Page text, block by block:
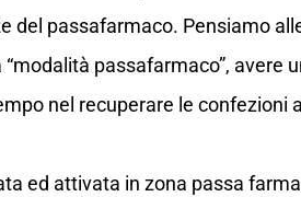
del passafarmaco. Pensiamo
passafarmaco”, avere
nel recuperare le confezioni
ed attivata in zona passa